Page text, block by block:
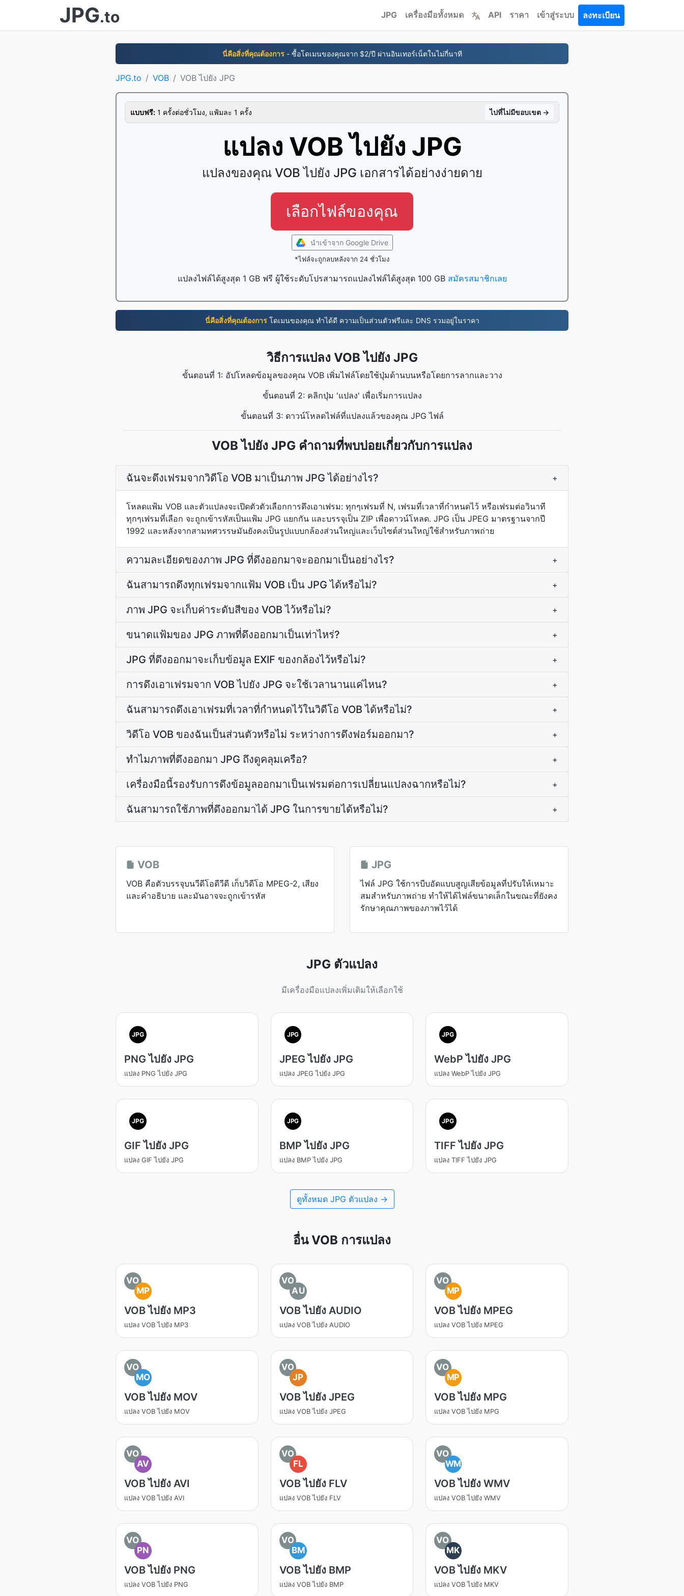
JPG.to JPG เครื่องมือทั้งหมด API ราคา เข้าสู่ระบบ ลงทะเบียน
นี่คือสิ่งที่คุณต้องการ- ซื้อโดเมนของคุณจาก $2/ปี ผ่านอินเทอร์เน็ตในไม่กี่นาที
JPG.to VOB VOB ไปยัง JPG
แบบฟรี: 1 ครั้งต่อชั่วโมง, แฟ้มละ 1 ครั้ง ไปที่ไม่มีขอบเขต →
แปลง VOB ไปยัง JPG
แปลงของคุณ VOB ไปยัง JPG เอกสารได้อย่างง่ายดาย
เลือกไฟล์ของคุณ
นำเข้าจาก Google Drive
*ไฟล์จะถูกลบหลังจาก 24 ชั่วโมง
แปลงไฟล์ได้สูงสุด 1 GB ฟรี ผู้ใช้ระดับโปรสามารถแปลงไฟล์ได้สูงสุด 100 GB สมัครสมาชิกเลย
นี่คือสิ่งที่คุณต้องการโดเมนของคุณ ทำได้ดี ความเป็นส่วนตัวฟรีและ DNS รวมอยู่ในราคา
วิธีการแปลง VOB ไปยัง JPG
ขั้นตอนที่ 1: อัปโหลดข้อมูลของคุณ VOB เพิ่มไฟล์โดยใช้ปุ่มด้านบนหรือโดยการลากและวาง
ขั้นตอนที่ 2: คลิกปุ่ม 'แปลง' เพื่อเริ่มการแปลง
ขั้นตอนที่ 3: ดาวน์โหลดไฟล์ที่แปลงแล้วของคุณ JPG ไฟล์
VOB ไปยัง JPG คำถามที่พบบ่อยเกี่ยวกับการแปลง
ฉันจะดึงเฟรมจากวิดีโอ VOB มาเป็นภาพ JPG ได้อย่างไร? +
โหลดแฟ้ม VOB และตัวแปลงจะเปิดตัวตัวเลือกการดึงเอาเฟรม: ทุกๆเฟรมที่ N, เฟรมที่เวลาที่กำหนดไว้ หรือเฟรมต่อวินาที
ทุกๆเฟรมที่เลือก จะถูกเข้ารหัสเป็นแฟ้ม JPG แยกกัน และบรรจุเป็น ZIP เพื่อดาวน์โหลด. JPG เป็น JPEG มาตรฐานจากปี
1992 และหลังจากสามทศวรรษมันยังคงเป็นรูปแบบกล้องส่วนใหญ่และเว็บไซต์ส่วนใหญ่ใช้สำหรับภาพถ่าย
ความละเอียดของภาพ JPG ที่ดึงออกมาจะออกมาเป็นอย่างไร? +
ฉันสามารถดึงทุกเฟรมจากแฟ้ม VOB เป็น JPG ได้หรือไม่? +
ภาพ JPG จะเก็บค่าระดับสีของ VOB ไว้หรือไม่? +
ขนาดแฟ้มของ JPG ภาพที่ดึงออกมาเป็นเท่าไหร่? +
JPG ที่ดึงออกมาจะเก็บข้อมูล EXIF ของกล้องไว้หรือไม่? +
การดึงเอาเฟรมจาก VOB ไปยัง JPG จะใช้เวลานานแค่ไหน? +
ฉันสามารถดึงเอาเฟรมที่เวลาที่กำหนดไว้ในวิดีโอ VOB ได้หรือไม่? +
วิดีโอ VOB ของฉันเป็นส่วนตัวหรือไม่ ระหว่างการดึงฟอร์มออกมา? +
ทำไมภาพที่ดึงออกมา JPG ถึงดูคลุมเครือ? +
เครื่องมือนี้รองรับการดึงข้อมูลออกมาเป็นเฟรมต่อการเปลี่ยนแปลงฉากหรือไม่? +
ฉันสามารถใช้ภาพที่ดึงออกมาได้ JPG ในการขายได้หรือไม่? +
VOB
VOB คือตัวบรรจุบนวีดีโอดีวีดี เก็บวิดีโอ MPEG-2, เสียง
และคำอธิบาย และมันอาจจะถูกเข้ารหัส
JPG
ไฟล์ JPG ใช้การบีบอัดแบบสูญเสียข้อมูลที่ปรับให้เหมาะ
สมสำหรับภาพถ่าย ทำให้ได้ไฟล์ขนาดเล็กในขณะที่ยังคง
รักษาคุณภาพของภาพไว้ได้
JPG ตัวแปลง
มีเครื่องมือแปลงเพิ่มเติมให้เลือกใช้
JPG
PNG ไปยัง JPG
แปลง PNG ไปยัง JPG
JPG
JPEG ไปยัง JPG
แปลง JPEG ไปยัง JPG
JPG
WebP ไปยัง JPG
แปลง WebP ไปยัง JPG
JPG
GIF ไปยัง JPG
แปลง GIF ไปยัง JPG
JPG
BMP ไปยัง JPG
แปลง BMP ไปยัง JPG
JPG
TIFF ไปยัง JPG
แปลง TIFF ไปยัง JPG
ดูทั้งหมด JPG ตัวแปลง →
อื่น VOB การแปลง
VO
MP
VOB ไปยัง MP3
แปลง VOB ไปยัง MP3
VO
AU
VOB ไปยัง AUDIO
แปลง VOB ไปยัง AUDIO
VO
MP
VOB ไปยัง MPEG
แปลง VOB ไปยัง MPEG
VO
MO
VOB ไปยัง MOV
แปลง VOB ไปยัง MOV
VO
JP
VOB ไปยัง JPEG
แปลง VOB ไปยัง JPEG
VO
MP
VOB ไปยัง MPG
แปลง VOB ไปยัง MPG
VO
AV
VOB ไปยัง AVI
แปลง VOB ไปยัง AVI
VO
FL
VOB ไปยัง FLV
แปลง VOB ไปยัง FLV
VO
WM
VOB ไปยัง WMV
แปลง VOB ไปยัง WMV
VO
PN
VOB ไปยัง PNG
แปลง VOB ไปยัง PNG
VO
BM
VOB ไปยัง BMP
แปลง VOB ไปยัง BMP
VO
MK
VOB ไปยัง MKV
แปลง VOB ไปยัง MKV